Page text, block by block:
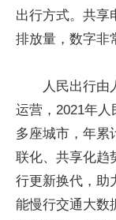
出行方式。共享
排放量，数字非
人民出行由
运营，2021年
多座城市，年累
联化、共享化趋
行更新换代，助
能慢行交通大数